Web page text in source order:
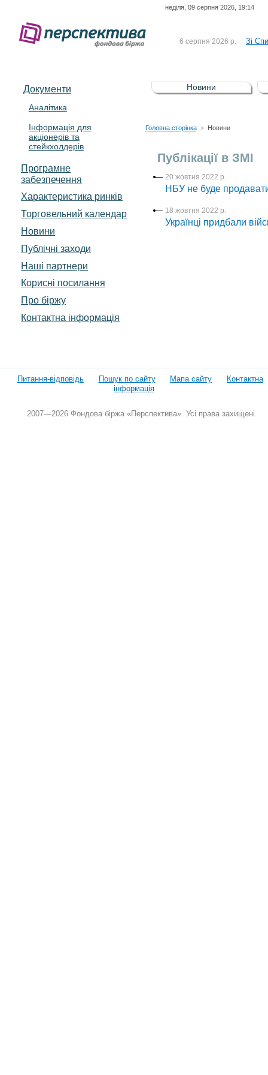
неділя, 09 серпня 2026, 19:14
6 серпня 2026 р. Зі
5 серпня 2026 р.
Зі
UA4000232607)
4 серпня 2026 р.
Документи
Аналітика
Інформація для
акціонерів та
стейкхолдерів
Програмне
забезпечення
Характеристика pинків
Торговельний календар
Новини
Публічні заходи
Наші партнери
Корисні посилання
Про біржу
Контактна інформація
Новини
Головна сторінка > Новини
Публікації в ЗМІ
20 жовтня 2022 р.
НБУ не буде
18 жовтня 2022 р.
Українці придбали
Питання-відповідь Пошук по сайту Мапа сайту
Контактна
інформація
2007—2026 Фондова біржа «Перспектива». Усі права захищені.